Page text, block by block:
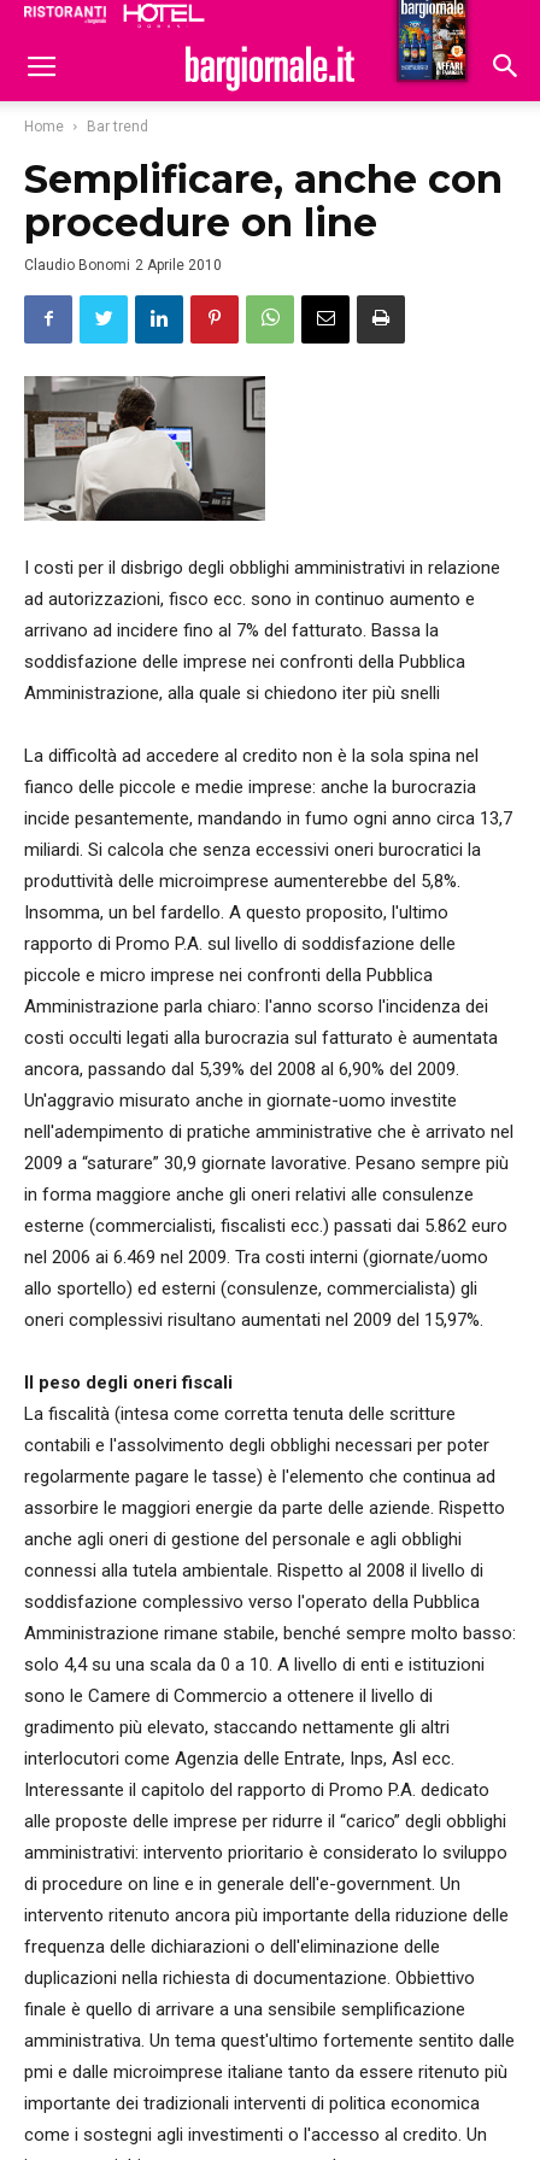
Hoteldomani
Home Bar trend
Semplificare, anche con
procedure on line
Claudio Bonomi 2 Aprile 2010
I costi per il disbrigo degli obblighi amministrativi in relazione
ad autorizzazioni, fisco ecc. sono in continuo aumento e
arrivano ad incidere fino al 7% del fatturato. Bassa la
soddisfazione delle imprese nei confronti della Pubblica
Amministrazione, alla quale si chiedono iter più snelli
La difficoltà ad accedere al credito non è la sola spina nel
fianco delle piccole e medie imprese: anche la burocrazia
incide pesantemente, mandando in fumo ogni anno circa 13,7
miliardi. Si calcola che senza eccessivi oneri burocratici la
produttività delle microimprese aumenterebbe del 5,8%.
Insomma, un bel fardello. A questo proposito, l'ultimo
rapporto di Promo P.A. sul livello di soddisfazione delle
piccole e micro imprese nei confronti della Pubblica
Amministrazione parla chiaro: l'anno scorso l'incidenza dei
costi occulti legati alla burocrazia sul fatturato è aumentata
ancora, passando dal 5,39% del 2008 al 6,90% del 2009.
Un'aggravio misurato anche in giornate-uomo investite
nell'adempimento di pratiche amministrative che è arrivato nel
2009 a “saturare” 30,9 giornate lavorative. Pesano sempre più
in forma maggiore anche gli oneri relativi alle consulenze
esterne (commercialisti, fiscalisti ecc.) passati dai 5.862 euro
nel 2006 ai 6.469 nel 2009. Tra costi interni (giornate/uomo
allo sportello) ed esterni (consulenze, commercialista) gli
oneri complessivi risultano aumentati nel 2009 del 15,97%.
Il peso degli oneri fiscali
La fiscalità (intesa come corretta tenuta delle scritture
contabili e l'assolvimento degli obblighi necessari per poter
regolarmente pagare le tasse) è l'elemento che continua ad
assorbire le maggiori energie da parte delle aziende. Rispetto
anche agli oneri di gestione del personale e agli obblighi
connessi alla tutela ambientale. Rispetto al 2008 il livello di
soddisfazione complessivo verso l'operato della Pubblica
Amministrazione rimane stabile, benché sempre molto basso:
solo 4,4 su una scala da 0 a 10. A livello di enti e istituzioni
sono le Camere di Commercio a ottenere il livello di
gradimento più elevato, staccando nettamente gli altri
interlocutori come Agenzia delle Entrate, Inps, Asl ecc.
Interessante il capitolo del rapporto di Promo P.A. dedicato
alle proposte delle imprese per ridurre il “carico” degli obblighi
amministrativi: intervento prioritario è considerato lo sviluppo
di procedure on line e in generale dell'e-government. Un
intervento ritenuto ancora più importante della riduzione delle
frequenza delle dichiarazioni o dell'eliminazione delle
duplicazioni nella richiesta di documentazione. Obbiettivo
finale è quello di arrivare a una sensibile semplificazione
amministrativa. Un tema quest'ultimo fortemente sentito dalle
pmi e dalle microimprese italiane tanto da essere ritenuto più
importante dei tradizionali interventi di politica economica
come i sostegni agli investimenti o l'accesso al credito. Un